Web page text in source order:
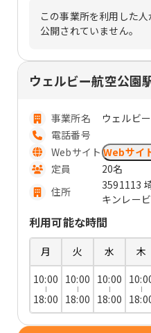
この事業所を利用した人
公開されていません。
ウェルビー航空公園
事業所名
ウェルビ
電話番号
Webサイト Webサイ
定員
20名
住所
3591113
キンレー
利用可能な時間
月 火 水 木
10:00
18:00
10:00
18:00
10:00
18:00